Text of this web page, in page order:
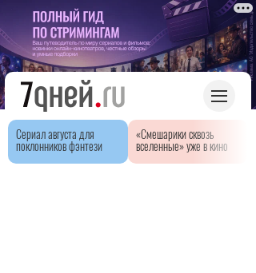
Сериал августа для
поклонников фэнтези
«Смешарики сквозь
вселенные» уже в кино